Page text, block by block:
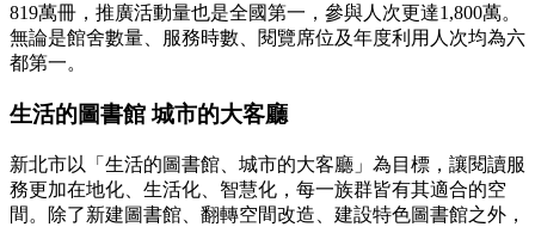
819萬冊，推廣活動量也是全國第一，參與人次更達1,800萬。
無論是館舍數量、服務時數、閱覽席位及年度利用人次均為六
都第一。
生活的圖書館 城市的大客廳
新北市以「生活的圖書館、城市的大客廳」為目標，讓閱讀服
務更加在地化、生活化、智慧化，每一族群皆有其適合的空
間。除了新建圖書館、翻轉空間改造、建設特色圖書館之外，